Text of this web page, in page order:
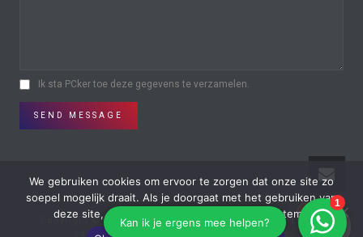
Ik sta PCker toe deze gegevens te verzamelen.
SEND MESSAGE
Copyright © All Rights Reserved | Powered by On-Lijn in
samenwerking met
Reclamestudio Furtice
We gebruiken cookies om ervoor te zorgen dat onze site zo
soepel mogelijk draait. Als je doorgaat met het gebruiken van
deze site, gaan we er vanuit dat je ermee instemt.